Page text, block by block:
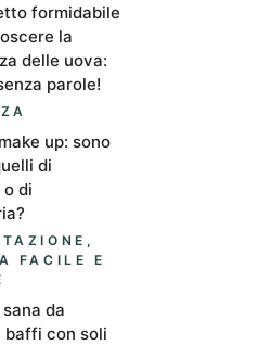
formidabile
la
delle uova:
parole!
up: sono
di
di
,
FACILE E
da
baffi con soli